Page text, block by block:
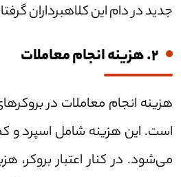
جدید در دام این کلاهبرداران
2. هزینه انجام معاملات
هزینه انجام معاملات در
است. این هزینه شامل اسپرد و
می‌شود. در کنار اعتبار بروکر،